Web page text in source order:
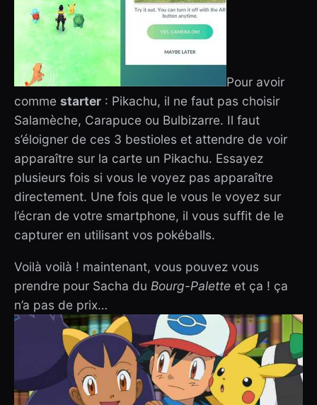
Pour avoir
comme starter : Pikachu, il ne faut pas choisir
Salamèche, Carapuce ou Bulbizarre. Il faut
s’éloigner de ces 3 bestioles et attendre de voir
apparaître sur la carte un Pikachu. Essayez
plusieurs fois si vous le voyez pas apparaître
directement. Une fois que le vous le voyez sur
l’écran de votre smartphone, il vous suffit de le
capturer en utilisant vos pokéballs.
Voilà voilà ! maintenant, vous pouvez vous
prendre pour Sacha du Bourg-Palette et ça ! ça
n’a pas de prix…